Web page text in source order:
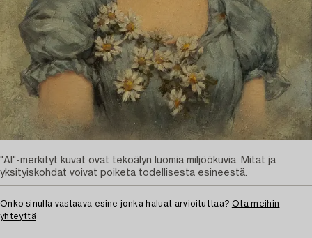
Onko sinulla vastaava esine jonka haluat arvioituttaa? Ota meihin
yhteyttä
"AI"-merkityt kuvat ovat tekoälyn luomia miljöökuvia. Mitat ja
yksityiskohdat voivat poiketa todellisesta esineestä.